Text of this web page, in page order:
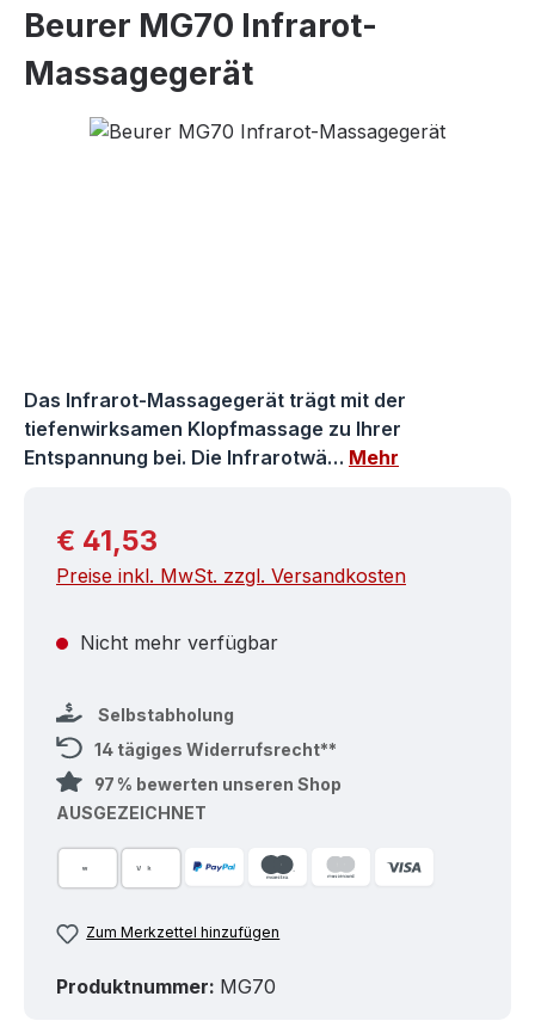
Beurer MG70 Infrarot-
Massagegerät
Bildergalerie überspringen
Das Infrarot-Massagegerät trägt mit der
tiefenwirksamen Klopfmassage zu Ihrer
Entspannung bei. Die Infrarotwä… Mehr
Regulärer Preis:
€ 41,53
Preise inkl. MwSt. zzgl. Versandkosten
Nicht mehr verfügbar
Selbstabholung
14 tägiges Widerrufsrecht**
97 % bewerten unseren Shop
AUSGEZEICHNET
Zum Merkzettel hinzufügen
Produktnummer: MG70